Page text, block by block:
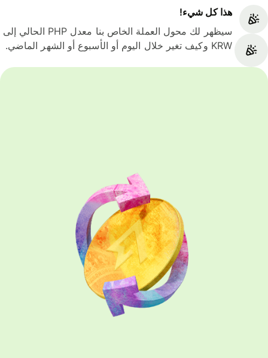
هذا كل شيء‎!
سيظهر لك محول العملة الخاص بنا معدل PHP الحالي إلى
KRW وكيف تغير خلال اليوم أو الأسبوع أو الشهر الماضي.